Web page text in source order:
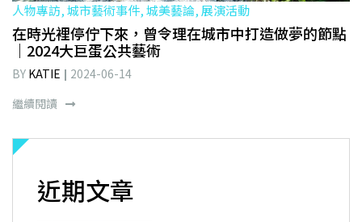
人物專訪, 城市藝術事件, 城美藝論, 展演活動
在時光裡停佇下來，曾令理在城市中打造做夢的節點
｜2024大巨蛋公共藝術
BY KATIE
2024-06-14
繼續閱讀
近期文章